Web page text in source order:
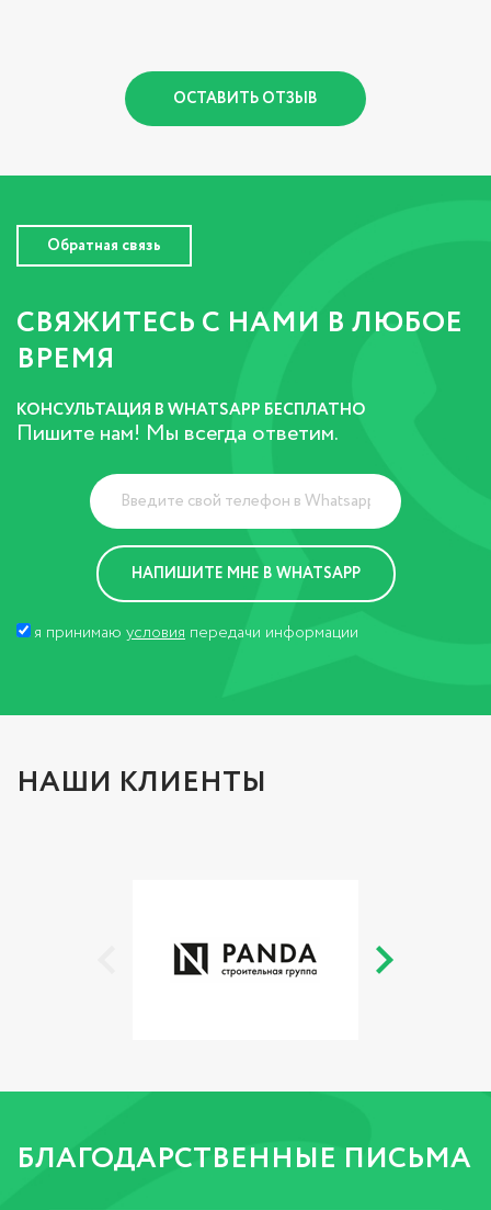
ОСТАВИТЬ ОТЗЫВ
Обратная связь
СВЯЖИТЕСЬ С НАМИ В ЛЮБОЕ
ВРЕМЯ
КОНСУЛЬТАЦИЯ В WHATSAPP БЕСПЛАТНО
Пишите нам! Мы всегда ответим.
я принимаю условия передачи информации
НАШИ КЛИЕНТЫ
БЛАГОДАРСТВЕННЫЕ ПИСЬМА